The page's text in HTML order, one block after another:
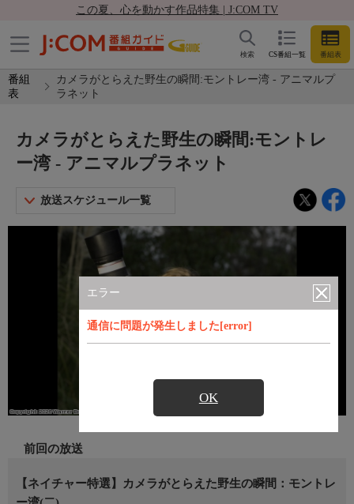
この夏、心を動かす作品特集 | J:COM TV
CS番組一覧 番組表
検索
番組
表
カメラがとらえた野生の瞬間:モントレー湾 - アニマルプ
ラネット
エラー
通信に問題が発生しました[error]
OK
カメラがとらえた野生の瞬間:モントレ
ー湾 - アニマルプラネット
放送スケジュール一覧
前回の放送
【ネイチャー特選】カメラがとらえた野生の瞬間：モントレ